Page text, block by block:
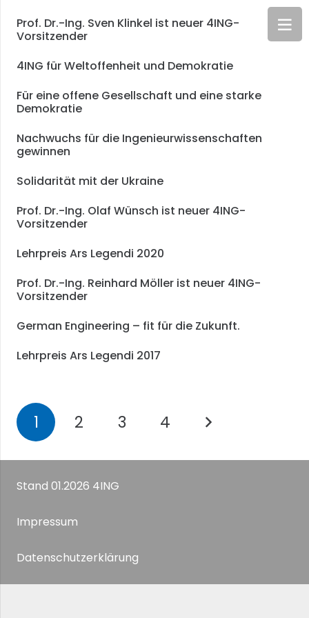
Prof. Dr.-Ing. Sven Klinkel ist neuer 4ING-
Vorsitzender
4ING für Weltoffenheit und Demokratie
Für eine offene Gesellschaft und eine starke
Demokratie
Nachwuchs für die Ingenieurwissenschaften
gewinnen
Solidarität mit der Ukraine
Prof. Dr.-Ing. Olaf Wünsch ist neuer 4ING-
Vorsitzender
Lehrpreis Ars Legendi 2020
Prof. Dr.-Ing. Reinhard Möller ist neuer 4ING-
Vorsitzender
German Engineering – fit für die Zukunft.
Lehrpreis Ars Legendi 2017
1 2 3 4
Stand 01.2026 4ING
Impressum
Datenschutzerklärung